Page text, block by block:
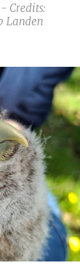
Credits:
Landen